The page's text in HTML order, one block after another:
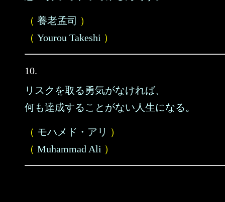
（ 養老孟司 ）
（ Yourou Takeshi ）
10.
リスクを取る勇気がなければ、
何も達成することがない人生になる。
（ モハメド・アリ ）
（ Muhammad Ali ）